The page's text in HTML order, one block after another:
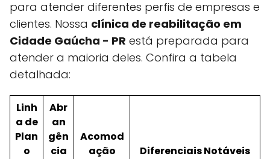
para atender diferentes perfis de empresas e
clientes. Nossa clínica de reabilitação em
Cidade Gaúcha - PR está preparada para
atender a maioria deles. Confira a tabela
detalhada:
Linh
a de
Plan
o
Abr
an
gên
cia
Acomod
ação
Diferenciais Notáveis